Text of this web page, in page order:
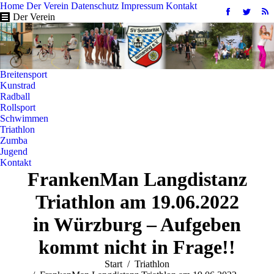
Home Der Verein Datenschutz Impressum Kontakt
Der Verein
Facebook
page
opens
in
new
Twitter
page
opens
in
new
in
Breitensport
Kunstrad
Radball
Rollsport
Schwimmen
Triathlon
Zumba
Jugend
Kontakt
FrankenMan Langdistanz
Triathlon am 19.06.2022
in Würzburg – Aufgeben
kommt nicht in Frage!!
Sie befinden sich hier:Start
Triathlon